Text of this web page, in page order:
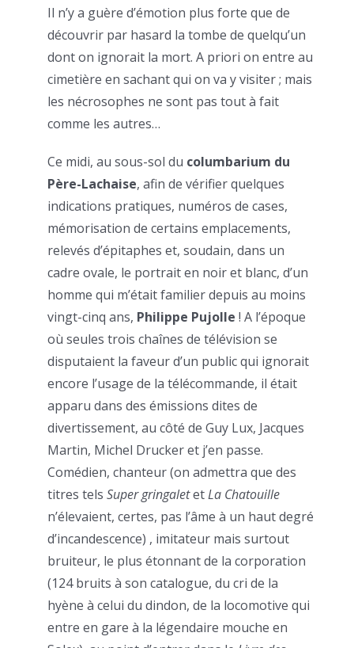
Il n’y a guère d’émotion plus forte que de
découvrir par hasard la tombe de quelqu’un
dont on ignorait la mort. A priori on entre au
cimetière en sachant qui on va y visiter ; mais
les nécrosophes ne sont pas tout à fait
comme les autres…
Ce midi, au sous-sol du columbarium du
Père-Lachaise, afin de vérifier quelques
indications pratiques, numéros de cases,
mémorisation de certains emplacements,
relevés d’épitaphes et, soudain, dans un
cadre ovale, le portrait en noir et blanc, d’un
homme qui m’était familier depuis au moins
vingt-cinq ans, Philippe Pujolle ! A l’époque
où seules trois chaînes de télévision se
disputaient la faveur d’un public qui ignorait
encore l’usage de la télécommande, il était
apparu dans des émissions dites de
divertissement, au côté de Guy Lux, Jacques
Martin, Michel Drucker et j’en passe.
Comédien, chanteur (on admettra que des
titres tels Super gringaletetLa Chatouille
n’élevaient, certes, pas l’âme à un haut degré
d’incandescence) , imitateur mais surtout
bruiteur, le plus étonnant de la corporation
(124 bruits à son catalogue, du cri de la
hyène à celui du dindon, de la locomotive qui
entre en gare à la légendaire mouche en